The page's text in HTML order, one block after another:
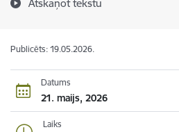
Atskaņot tekstu
Publicēts: 19.05.2026.
Datums
21. maijs, 2026
Laiks